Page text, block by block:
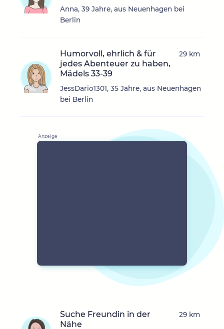
Anna, 39 Jahre, aus Neuenhagen bei
Berlin
Humorvoll, ehrlich & für
jedes Abenteuer zu haben,
Mädels 33-39
JessDario1301, 35 Jahre, aus Neuenhagen
bei Berlin
29 km
Suche Freundin in der
Nähe
29 km